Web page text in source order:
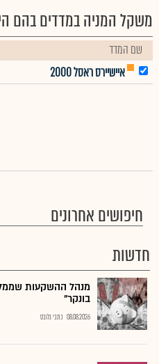
משקל המניה במדדים בהם
שם המדד
איישיירס ראסל 2000
חיפושים אחרונים
חדשות
מנהל ההשקעות
בונקר"
08.08.2026 כתבי גלובס